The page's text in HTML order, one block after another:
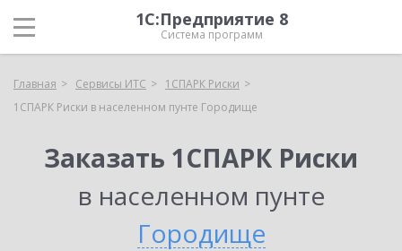
1С:Предприятие 8
Система программ
Главная Сервисы ИТС
1СПАРК Риски
1СПАРК Риски в населенном пунте Городище
Заказать 1СПАРК Риски
в населенном пунте
Городище